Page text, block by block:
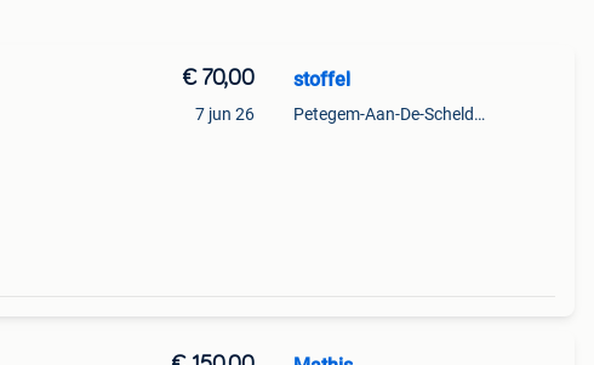
€ 70,00
7 jun 26
stoffel
Petegem-Aan-De-Schelde + Deel Van Oudenaarde